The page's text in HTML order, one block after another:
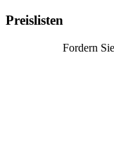
Preislisten
Fordern